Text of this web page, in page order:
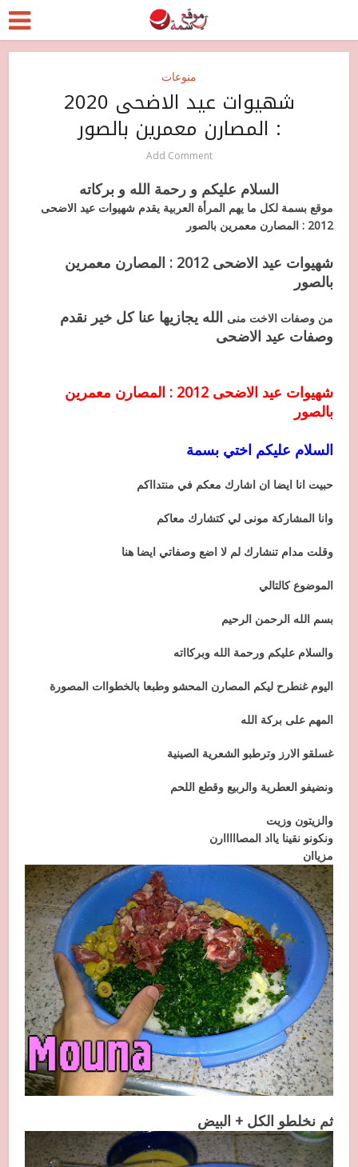
منوعات
شهيوات عيد الاضحى 2020
: المصارن معمرين بالصور
Add Comment
السلام عليكم و رحمة الله و بركاته
موقع بسمة لكل ما يهم المرأة العربية يقدم شهيوات عيد الاضحى
2012 : المصارن معمرين بالصور
شهيوات عيد الاضحى 2012 : المصارن معمرين
بالصور
من وصفات الاخت منى الله يجازيها عنا كل خير نقدم
وصفات عيد الاضحى
شهيوات عيد الاضحى 2012 : المصارن معمرين
بالصور
السلام عليكم اختي بسمة
حبيت انا ايضا ان اشارك معكم في منتدااكم
وانا المشاركة مونى لي كتشارك معاكم
وقلت مدام تنشارك لم لا اضع وصفاتي ايضا هنا
الموضوع كالتالي
بسم الله الرحمن الرحيم
والسلام عليكم ورحمة الله وبركااته
اليوم غنطرح ليكم المصارن المحشو وطبعا بالخطواات المصورة
المهم على بركة الله
غسلقو الارز وترطبو الشعرية الصينية
ونضيفو العطرية والربيع وقطع اللحم
والزيتون وزيت
ونكونو نقينا يااد المصااااارن
مزياان
ثم نخلطو الكل + البيض